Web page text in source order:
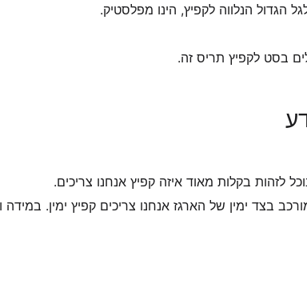
הגדול הנלווה לקפיץ, הינו מפלסטיק.
בסט לקפיץ תריס זה.
לזהות בקלות מאוד איזה קפיץ אנחנו צריכים.
בצד ימין של הארגז אנחנו צריכים קפיץ ימין.